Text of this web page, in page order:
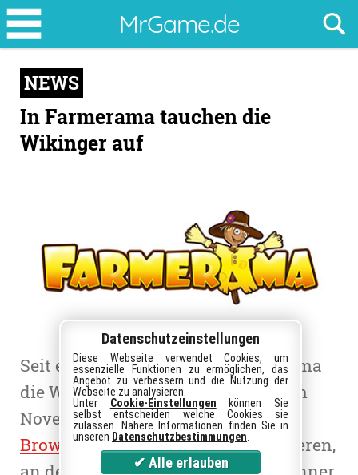
MrGame.de
In
Farmerama
tauchen
die
Wikinger
auf
NEWS
In Farmerama tauchen die
Wikinger auf
Seit einiger Zeit finden in Farmerama
die Wikinger-Spiele statt. Immer im
November könnt ihr euch in dem
Browsergamean Minigames probieren,
Datenschutzeinstellungen
Diese Webseite verwendet Cookies, um
essenzielle Funktionen zu ermöglichen, das
Angebot zu verbessern und die Nutzung der
Webseite zu analysieren.
Unter Cookie-Einstellungen können Sie
selbst entscheiden welche Cookies sie
zulassen. Nähere Informationen finden Sie in
unseren Datenschutzbestimmungen.